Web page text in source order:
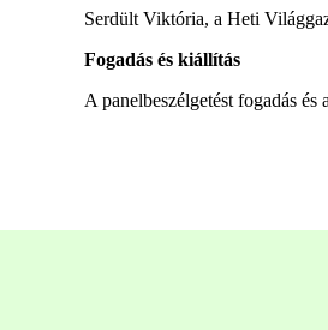
Serdült Viktória, a Heti
Fogadás és kiállítás
A panelbeszélgetést fogadás